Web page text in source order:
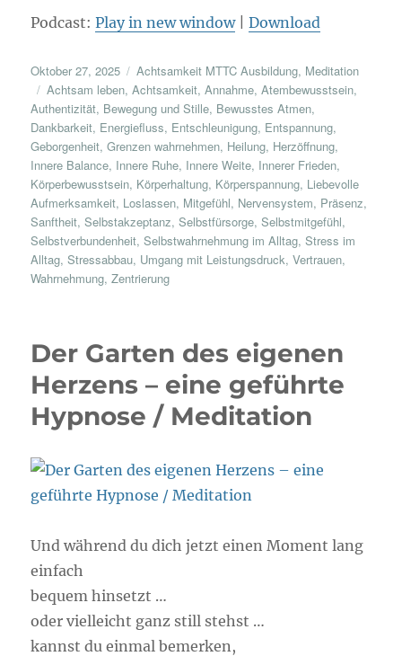
Podcast:Play in new window|Download
Veröffentlicht
am
Oktober 27, 2025 Kategorien
Achtsamkeit MTTC Ausbildung, Meditation
Schlagwörter
Achtsam leben,Achtsamkeit,Annahme,Atembewusstsein,
Authentizität, Bewegung und Stille, Bewusstes Atmen,
Dankbarkeit, Energiefluss, Entschleunigung, Entspannung,
Geborgenheit,Grenzen wahrnehmen, Heilung, Herzöffnung,
Innere Balance, Innere Ruhe, Innere Weite, Innerer Frieden,
Körperbewusstsein, Körperhaltung, Körperspannung, Liebevolle
Aufmerksamkeit, Loslassen, Mitgefühl, Nervensystem, Präsenz,
Sanftheit,Selbstakzeptanz,Selbstfürsorge,Selbstmitgefühl,
Selbstverbundenheit,Selbstwahrnehmung im Alltag,Stress im
Alltag,Stressabbau, Umgang mit Leistungsdruck,Vertrauen,
Wahrnehmung,Zentrierung
Der Garten des eigenen
Herzens – eine geführte
Hypnose / Meditation
Und während du dich jetzt einen Moment lang
einfach
bequem hinsetzt …
oder vielleicht ganz still stehst …
kannst du einmal bemerken,